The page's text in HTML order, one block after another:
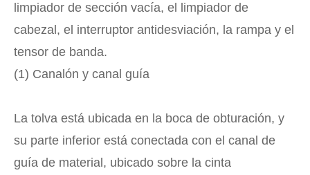
limpiador de sección vacía, el limpiador de
cabezal, el interruptor antidesviación, la rampa y el
tensor de banda.
(1) Canalón y canal guía
La tolva está ubicada en la boca de obturación, y
su parte inferior está conectada con el canal de
guía de material, ubicado sobre la cinta